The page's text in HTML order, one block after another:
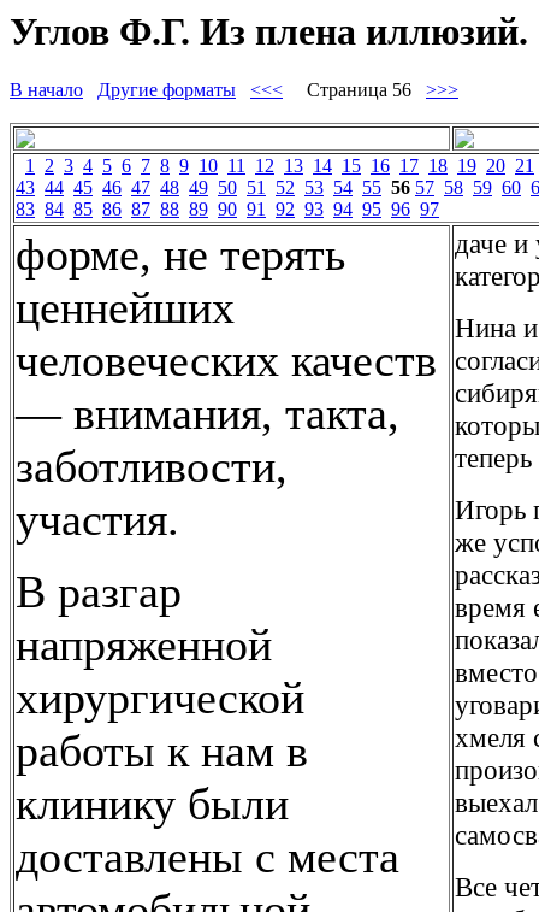
Углов Ф.Г. Из плена иллюзий.
В начало Другие форматы <<< Страница 56 >>>
1 2 3 4 5 6 7 8 9 10 11 12 13 14 15 16 17 18 19 20 21
43 44 45 46 47 48 49 50 51 52 53 54 55 56 57 58 59 60
83 84 85 86 87 88 89 90 91 92 93 94 95 96 97
форме, не терять
ценнейших
человеческих качеств
— внимания, такта,
заботливости,
участия.
В разгар
напряженной
хирургической
работы к нам в
клинику были
доставлены с места
даче и
Нина и
теперь
Игорь
же
время
хмеля
Все